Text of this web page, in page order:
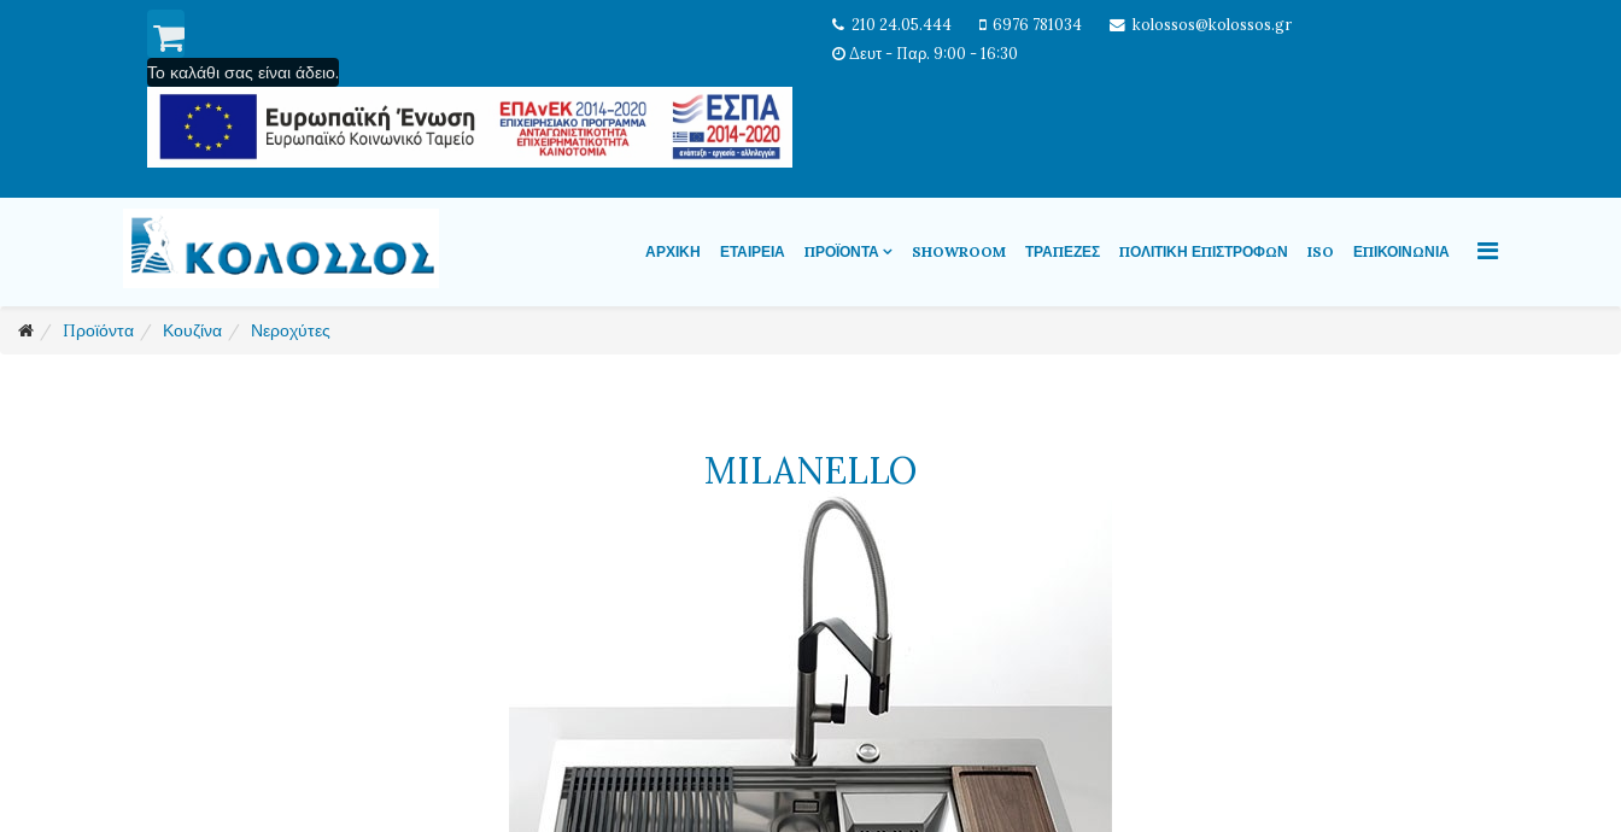
Το καλάθι σας είναι άδειο.
210 24.05.444 6976 781034
kolossos@kolossos.gr
Δευτ - Παρ. 9:00 - 16:30
ΑΡΧΙΚΉ ΕΤΑΙΡΕΊΑ ΠΡΟΪΌΝΤΑ SHOWROOM ΤΡΆΠΕΖΕΣ ΠΟΛΙΤΙΚΉ ΕΠΙΣΤΡΟΦΏΝ ISO ΕΠΙΚΟΙΝΩΝΊΑ
Προϊόντα Κουζίνα Νεροχύτες
MILANELLO